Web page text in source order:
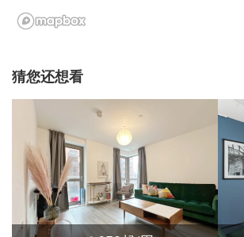
Lee Bank Middleway, 伯明翰, B15 2, 英国
132 Bristol Road, 伯明翰, B5 7XH, 英国
St, 144 Sherlock Street, 伯明翰, B5 6, 英国
Smallbrook Queensway (Stop Ns5), Smallbrook Queensway, 伯明翰, B5 4, 英国
Theatre Stop Ns13, Station Street, 伯明翰, B5 4, 英国
Coast, Station Street, 伯明翰, B2 4AU, 英国
St Stop Ps2, 68 Pershore Street, 伯明翰, B5 4, 英国
猜您还想看